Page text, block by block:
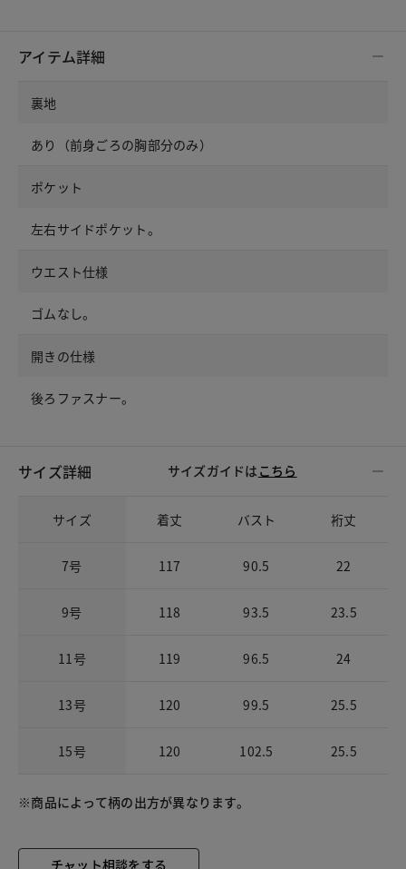
アイテム詳細
裏地
あり（前身ごろの胸部分のみ）
ポケット
左右サイドポケット。
ウエスト仕様
ゴムなし。
開きの仕様
後ろファスナー。
サイズ詳細 サイズガイドは こちら
サイズ 着丈 バスト 裄丈
7号 117 90.5 22
9号 118 93.5 23.5
11号 119 96.5 24
13号 120 99.5 25.5
15号 120 102.5 25.5
※商品によって柄の出方が異なります。
チャット相談をする